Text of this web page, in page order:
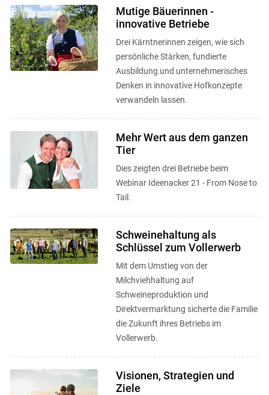
Skip to main content
Mutige Bäuerinnen -
innovative Betriebe
Drei Kärntnerinnen zeigen, wie sich
persönliche Stärken, fundierte
Ausbildung und unternehmerisches
Denken in innovative Hofkonzepte
verwandeln lassen.
Mehr Wert aus dem ganzen
Tier
Dies zeigten drei Betriebe beim
Webinar Ideenacker 21 - From Nose to
Tail.
Schweinehaltung als
Schlüssel zum Vollerwerb
Mit dem Umstieg von der
Milchviehhaltung auf
Schweineproduktion und
Direktvermarktung sicherte die Familie
die Zukunft ihres Betriebs im
Vollerwerb.
Visionen, Strategien und
Ziele